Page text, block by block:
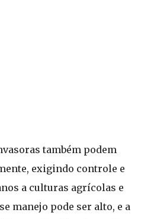
também podem
exigindo controle e
a culturas agrícolas e
manejo pode ser alto, e a